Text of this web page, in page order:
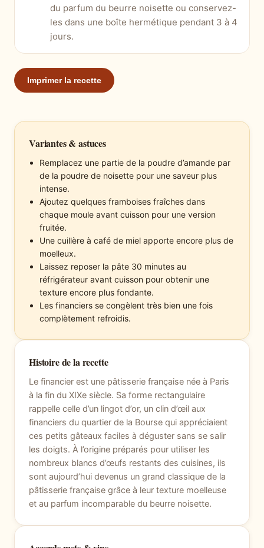
du parfum du beurre noisette ou conservez-
les dans une boîte hermétique pendant 3 à 4
jours.
Imprimer la recette
Variantes & astuces
Remplacez une partie de la poudre d’amande par
de la poudre de noisette pour une saveur plus
intense.
Ajoutez quelques framboises fraîches dans
chaque moule avant cuisson pour une version
fruitée.
Une cuillère à café de miel apporte encore plus de
moelleux.
Laissez reposer la pâte 30 minutes au
réfrigérateur avant cuisson pour obtenir une
texture encore plus fondante.
Les financiers se congèlent très bien une fois
complètement refroidis.
Histoire de la recette
Le financier est une pâtisserie française née à Paris
à la fin du XIXe siècle. Sa forme rectangulaire
rappelle celle d’un lingot d’or, un clin d’œil aux
financiers du quartier de la Bourse qui appréciaient
ces petits gâteaux faciles à déguster sans se salir
les doigts. À l’origine préparés pour utiliser les
nombreux blancs d’œufs restants des cuisines, ils
sont aujourd’hui devenus un grand classique de la
pâtisserie française grâce à leur texture moelleuse
et au parfum incomparable du beurre noisette.